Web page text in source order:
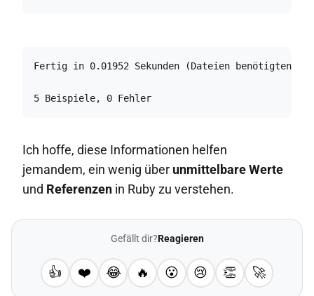
Fertig in 0.01952 Sekunden (Dateien benötigten
5 Beispiele, 0 Fehler
Ich hoffe, diese Informationen helfen
jemandem, ein wenig über unmittelbare Werte
und Referenzen in Ruby zu verstehen.
Gefällt dir?Reagieren
👍 ❤️ 😂 🔥 😮 😢 👏 🚀